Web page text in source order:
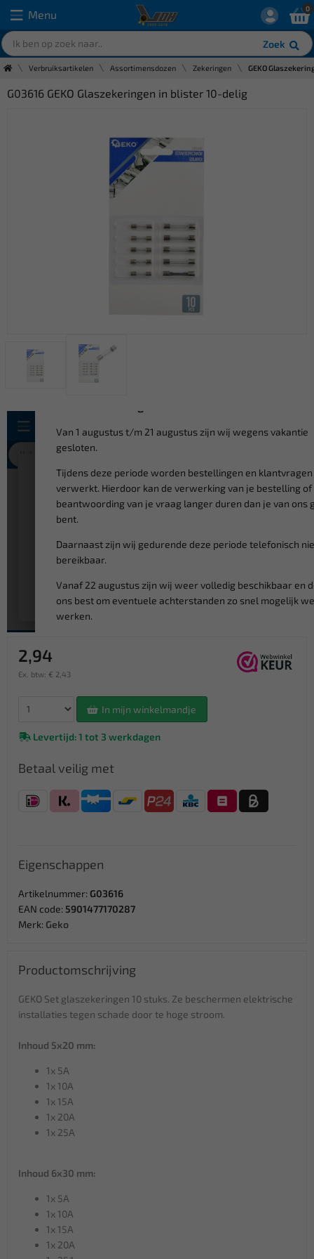
Menu
Zoek
0
Verbruiksartikelen Assortimensdozen Zekeringen GEKO
G03616 GEKO Glaszekeringen in blister 10-delig
2,94
Ex. btw: € 2,43
In mijn winkelmandje
Levertijd: 1 tot 3 werkdagen
Betaal veilig met
Eigenschappen
Artikelnummer: G03616
EAN code: 5901477170287
Merk: Geko
Productomschrijving
GEKO Set glaszekeringen 10 stuks. Ze beschermen elektrische
installaties tegen schade door te hoge stroom.
Inhoud 5x20 mm:
1x 5A
1x 10A
1x 15A
1x 20A
1x 25A
Inhoud 6x30 mm:
1x 5A
1x 10A
1x 15A
1x 20A